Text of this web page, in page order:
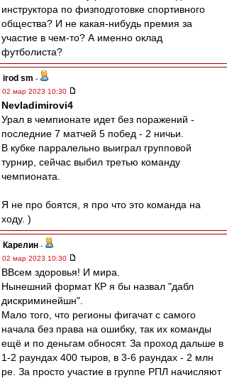
инструктора по физподготовке спортивного
общества? И не какая-нибудь премия за
участие в чем-то? А именно оклад
футболиста?
irod sm -
02 мар 2023 10:30
Nevladimirovi4
Урал в чемпионате идет без поражений -
последние 7 матчей 5 побед - 2 ничьи.
В кубке парралельно выиграл групповой
турнир, сейчас выбил третью команду
чемпионата.
Я не про боятся, я про что это команда на
ходу. )
Карелин -
02 мар 2023 10:30
ВВсем здоровья! И мира.
Нынешний формат КР я бы назвал "дабл
дискриминейшн".
Мало того, что регионы фигачат с самого
начала без права на ошибку, так их команды
ещё и по деньгам обносят. За проход дальше в
1-2 раундах 400 тыров, в 3-6 раундах - 2 млн
ре. За просто участие в группе РПЛ начисляют